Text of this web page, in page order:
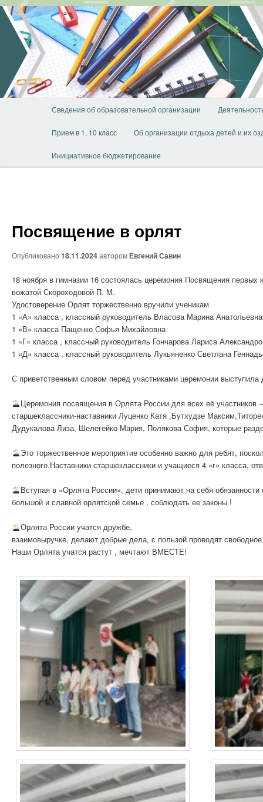
Перейти
основному
содержимому
Сведения об образовательной организации
Прием в 1, 10 класс Об организации отдыха детей и их
Инициативное бюджетирование
Посвящение в орлят
Опубликовано 18.11.2024авторомЕвгений Савин
18 ноября в гимназии 16 состоялась церемония Посвящения
вожатой Скороходовой П. М.
Удостоверение Орлят торжественно вручили ученикам
1 «А» класса , классный руководитель Власова Марина Анатольевна
1 «В» класса Пащенко Софья Михайловна
1 «Г» класса , классный руководитель Гончарова Лариса
1 «Д» класса , классный руководитель Лукьяненко Светлана
С приветственным словом перед участниками церемонии
Церемония посвящения в Орлята России для всех её
старшеклассники-наставники Луценко Катя ,Бутхудзе
Дудукалова Лиза, Шелегейко Мария, Полякова София, которые
Это торжественное мероприятие особенно важно для ребят,
полезного.Наставники старшеклассники и учащиеся 4 «г» класса,
Вступая в «Орлята России», дети принимают на себя
большой и славной орлятской семье , соблюдать ее законы !
Орлята России учатся дружбе,
взаимовыручке, делают добрые дела, с пользой проводят
Наши Орлята учатся растут , мечтают ВМЕСТЕ!